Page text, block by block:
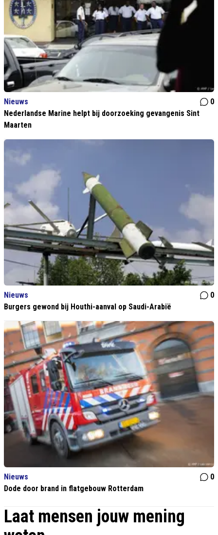
Nieuws
0
Nederlandse Marine helpt bij doorzoeking gevangenis Sint
Maarten
Nieuws
0
Burgers gewond bij Houthi-aanval op Saudi-Arabië
Nieuws
0
Dode door brand in flatgebouw Rotterdam
Laat mensen jouw mening